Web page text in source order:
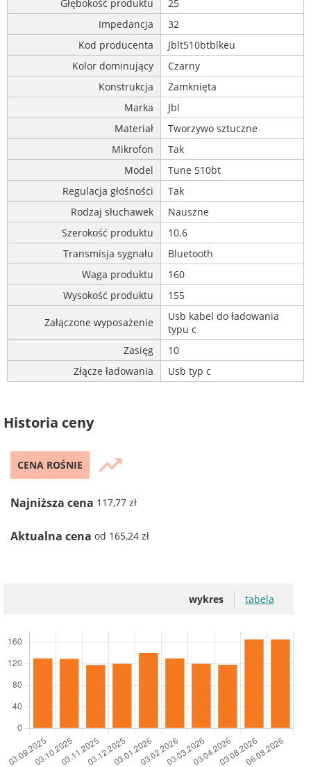
Głębokość produktu
25
Impedancja
32
Kod producenta
Jblt510btblkeu
Kolor dominujący
Czarny
Konstrukcja
Zamknięta
Marka
Jbl
Materiał
Tworzywo sztuczne
Mikrofon
Tak
Model
Tune 510bt
Regulacja głośności
Tak
Rodzaj słuchawek
Nauszne
Szerokość produktu
10.6
Transmisja sygnału
Bluetooth
Waga produktu
160
Wysokość produktu
155
Załączone wyposażenie
Usb kabel do ładowania
typu c
Zasięg
10
Złącze ładowania
Usb typ c
Historia ceny
CENA ROŚNIE trending_up
Najniższa cena 117,77 zł
Aktualna cena od 165,24 zł
wykres tabela